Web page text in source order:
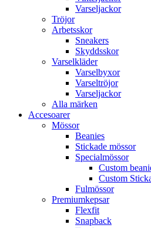
Varseljackor
Tröjor
Arbetsskor
Sneakers
Skyddsskor
Varselkläder
Varselbyxor
Varseltröjor
Varseljackor
Alla märken
Accesoarer
Mössor
Beanies
Stickade mössor
Specialmössor
Custom
Custom
Fulmössor
Premiumkepsar
Flexfit
Snapback